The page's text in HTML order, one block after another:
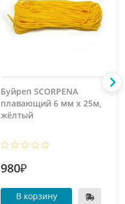
Буйреп SCORPENA
плавающий 6 мм х 25м,
жёлтый
980₽
В корзину